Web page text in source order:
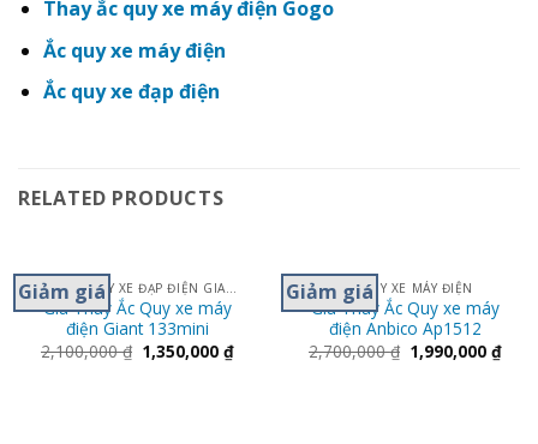
Thay ắc quy xe máy điện Gogo
Ắc quy xe máy điện
Ắc quy xe đạp điện
RELATED PRODUCTS
Giảm giá
Giá Thay Ắc Quy xe máy
điện Giant 133mini
2,100,000₫ 1,350,000₫
Giảm giáẮC QUY XE MÁY ĐIỆN
Giá Thay Ắc Quy xe máy
điện Anbico Ap1512
2,700,000₫ 1,990,000₫